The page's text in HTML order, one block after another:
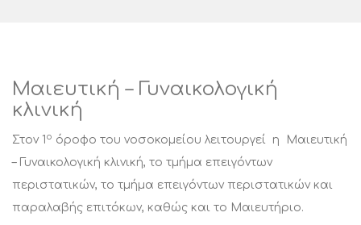
Μαιευτική – Γυναικολογική
κλινική
Στον 1 ο όροφο του νοσοκομείου λειτουργεί η Μαιευτική
– Γυναικολογική κλινική, το τμήμα επειγόντων
περιστατικών, το τμήμα επειγόντων περιστατικών και
παραλαβής επιτόκων, καθώς και το Μαιευτήριο.